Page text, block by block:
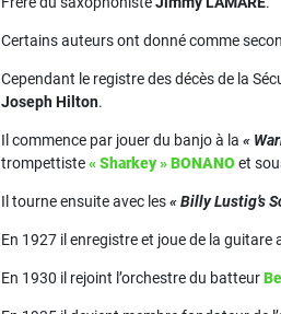
Certains auteurs ont donné comme
Cependant le registre des décès de la
Joseph Hilton.
Il commence par jouer du banjo à la «
trompettiste« Sharkey » BONANOet
Il tourne ensuite avec les« Billy Lustig’s
En 1927 il enregistre et joue de la guitare
En 1930 il rejoint l’orchestre du batteur